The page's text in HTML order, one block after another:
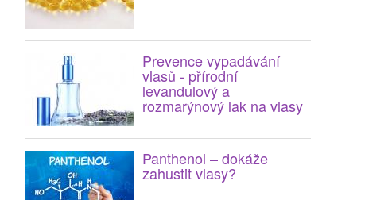
Prevence vypadávání
vlasů - přírodní
levandulový a
rozmarýnový lak na vlasy
Panthenol – dokáže
zahustit vlasy?